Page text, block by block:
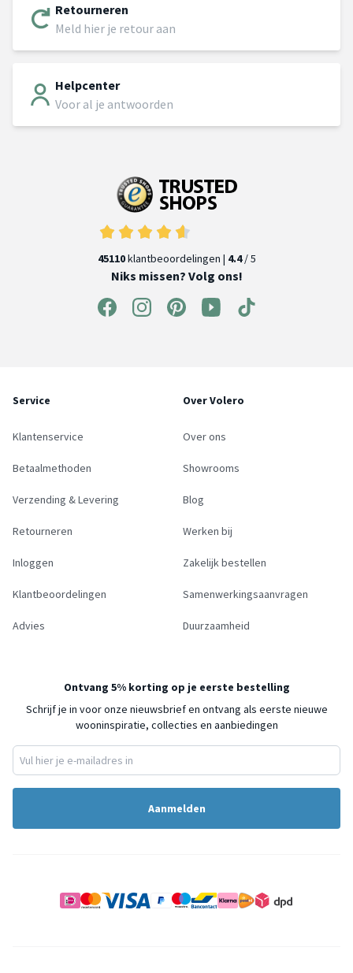
Retourneren
Meld hier je retour aan
Helpcenter
Voor al je antwoorden
45110klantbeoordelingen | 4.4/ 5
Niks missen? Volg ons!
Service
Klantenservice
Betaalmethoden
Verzending & Levering
Retourneren
Inloggen
Klantbeoordelingen
Advies
Over Volero
Over ons
Showrooms
Blog
Werken bij
Zakelijk bestellen
Samenwerkingsaanvragen
Duurzaamheid
Ontvang 5% korting op je eerste bestelling
Schrijf je in voor onze nieuwsbrief en ontvang als eerste nieuwe
wooninspiratie, collecties en aanbiedingen
Aanmelden